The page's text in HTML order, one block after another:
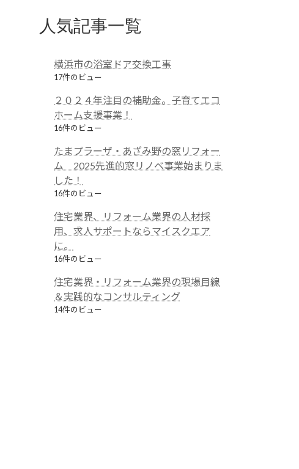
人気記事一覧
横浜市の浴室ドア交換工事
17件のビュー
２０２４年注目の補助金。子育てエコ
ホーム支援事業！
16件のビュー
たまプラーザ・あざみ野の窓リフォー
ム 2025先進的窓リノベ事業始まりま
した！
16件のビュー
住宅業界、リフォーム業界の人材採
用、求人サポートならマイスクエア
に。
16件のビュー
住宅業界・リフォーム業界の現場目線
＆実践的なコンサルティング
14件のビュー